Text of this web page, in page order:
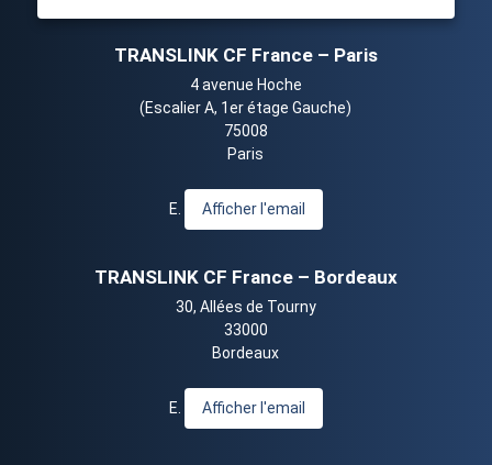
TRANSLINK CF France – Paris
4 avenue Hoche
(Escalier A, 1er étage Gauche)
75008
Paris
E. Afficher l'email
TRANSLINK CF France – Bordeaux
30, Allées de Tourny
33000
Bordeaux
E. Afficher l'email